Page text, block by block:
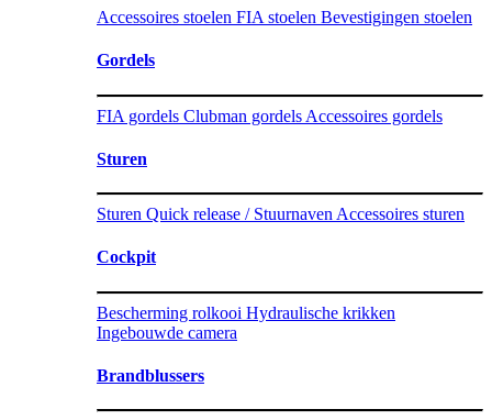
Accessoires stoelen FIA stoelen Bevestigingen stoelen
Gordels
FIA gordels Clubman gordels Accessoires gordels
Sturen
Sturen Quick release / Stuurnaven Accessoires sturen
Cockpit
Bescherming rolkooi Hydraulische krikken
Ingebouwde camera
Brandblussers